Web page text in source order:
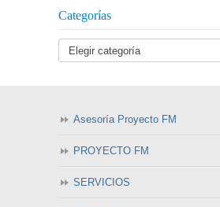
Categorías
Asesoría Proyecto FM
PROYECTO FM
SERVICIOS